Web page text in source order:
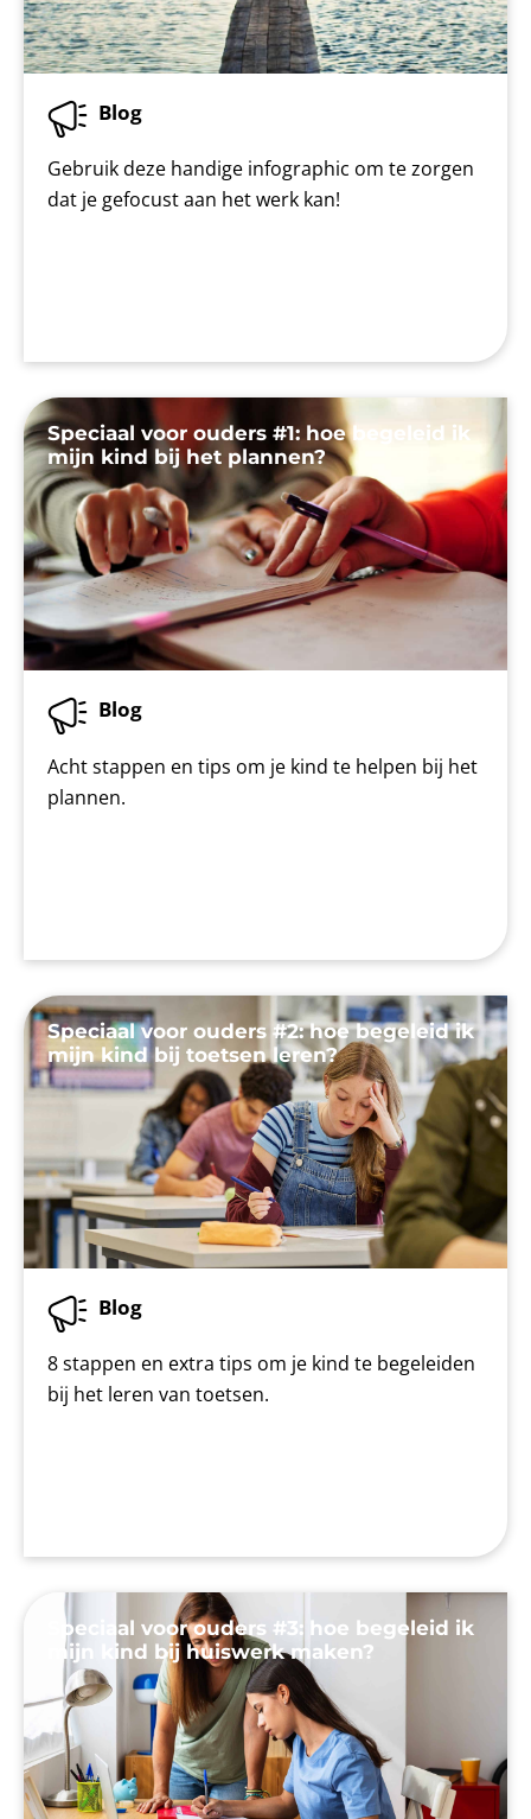
Blog
Gebruik deze handige infographic om te zorgen
dat je gefocust aan het werk kan!
Speciaal voor ouders #1: hoe begeleid ik
mijn kind bij het plannen?
Blog
Acht stappen en tips om je kind te helpen bij het
plannen.
Speciaal voor ouders #2: hoe begeleid ik
mijn kind bij toetsen leren?
Blog
8 stappen en extra tips om je kind te begeleiden
bij het leren van toetsen.
Speciaal voor ouders #3: hoe begeleid ik
mijn kind bij huiswerk maken?